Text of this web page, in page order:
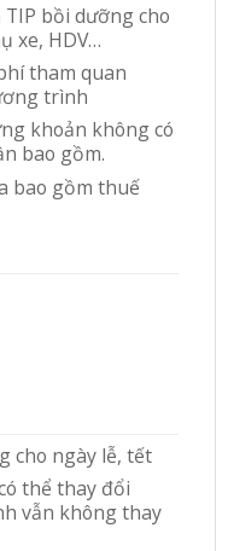
bồi dưỡng cho
xe, HDV…
tham quan
trình
khoản không có
bao gồm.
gồm thuế
ngày lễ, tết
thể thay đổi
vẫn không thay